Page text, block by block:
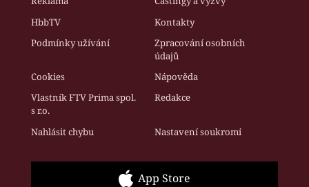
HbbTV
Kontakty
Podmínky užívání
Zpracování osobních
údajů
Cookies
Nápověda
Vlastník FTV Prima spol.
s r.o.
Redakce
Nahlásit chybu Nastavení soukromí
App Store